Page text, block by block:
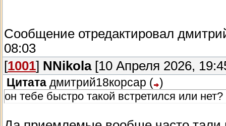
Сообщение отредактировал
08:03
[1001] NNikola[10 Апреля 2026,
Цитата дмитрий18корсар ( )
он тебе быстро такой встретился или нет?